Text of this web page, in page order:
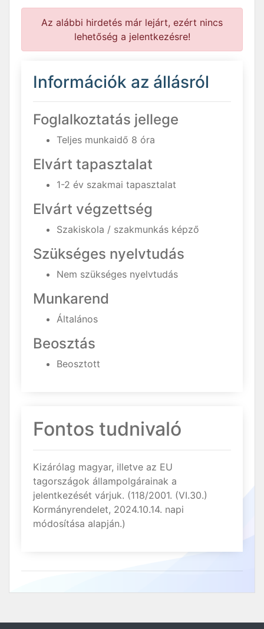
Az alábbi hirdetés már lejárt, ezért nincs
lehetőség a jelentkezésre!
Információk az állásról
Foglalkoztatás jellege
Teljes munkaidő 8 óra
Elvárt tapasztalat
1-2 év szakmai tapasztalat
Elvárt végzettség
Szakiskola / szakmunkás képző
Szükséges nyelvtudás
Nem szükséges nyelvtudás
Munkarend
Általános
Beosztás
Beosztott
Fontos tudnivaló
Kizárólag magyar, illetve az EU
tagországok állampolgárainak a
jelentkezését várjuk. (118/2001. (VI.30.)
Kormányrendelet, 2024.10.14. napi
módosítása alapján.)